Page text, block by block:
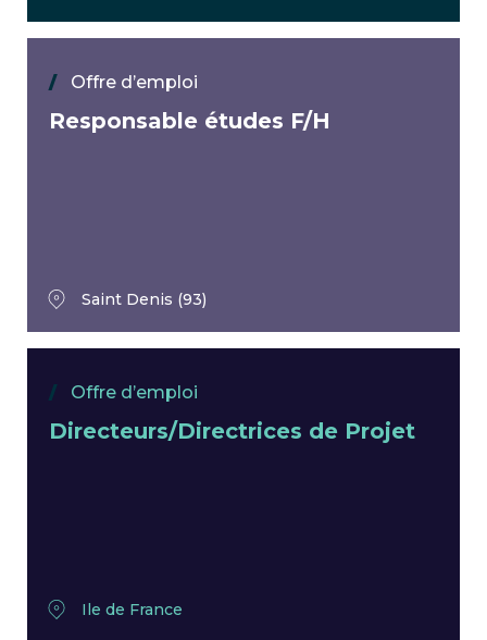
Offre d’emploi
Responsable études F/H
Saint Denis (93)
Offre d’emploi
Directeurs/Directrices de Projet
Ile de France